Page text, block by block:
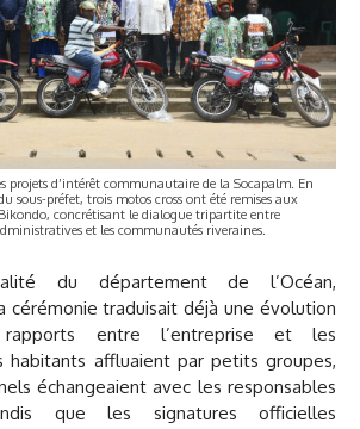
projets d’intérêt communautaire de la Socapalm. En
sous-préfet, trois motos cross ont été remises aux
concrétisant le dialogue tripartite entre
et les communautés riveraines.
du département de l’Océan,
cérémonie traduisait déjà une évolution
entre l’entreprise et les
habitants affluaient par petits groupes,
échangeaient avec les responsables
que les signatures officielles